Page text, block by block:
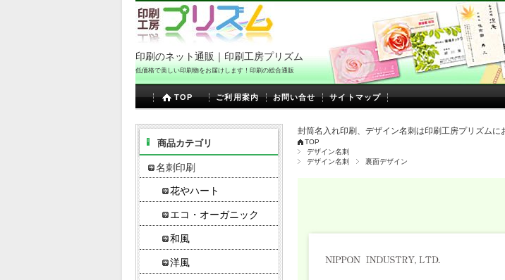
印刷のネット通販｜印刷工房プリズム
低価格で美しい印刷物をお届けします！印刷の総合通販
TOP ご利用案内 お問い合せ サイトマップ
封筒名入れ印刷、デザイン名刺は印刷工房プリズムに
TOP
デザイン名刺
デザイン名刺
裏面デザイン
商品カテゴリ
名刺印刷
花やハート
エコ・オーガニック
和風
洋風